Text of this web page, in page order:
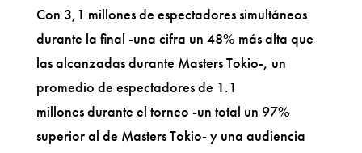
Con 3,1 millones de espectadores simultáneos
durante la final -una cifra un 48% más alta que
las alcanzadas durante Masters Tokio-, un
promedio de espectadores de 1.1
millones durante el torneo -un total un 97%
superior al de Masters Tokio- y una audiencia